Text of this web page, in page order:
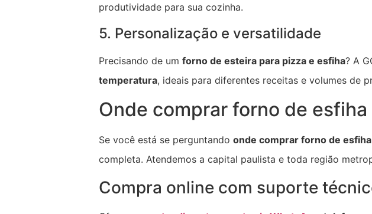
produtividade para sua cozinha.
5. Personalização e versatilidade
Precisando de um forno de esteira para pizza e esfiha? A
temperatura, ideais para diferentes receitas e volumes de
Onde comprar forno de
Se você está se perguntando onde comprar forno de
completa. Atendemos a capital paulista e toda região
Compra online com suporte